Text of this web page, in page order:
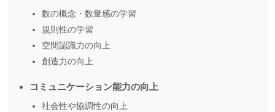
数の概念・数量感の学習
規則性の学習
空間認識力の向上
創造力の向上
コミュニケーション能力の向上
社会性や協調性の向上